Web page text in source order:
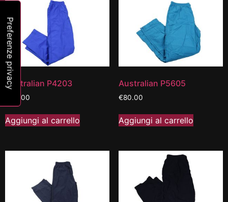
Australian P4203
60.00
Aggiungi al carrello
Australian P5605
€80.00
Aggiungi al carrello